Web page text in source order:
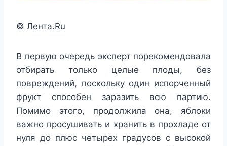
© Лента.Ru
В первую очередь эксперт порекомендовала
отбирать только целые плоды, без
повреждений, поскольку один испорченный
фрукт способен заразить всю партию.
Помимо этого, продолжила она, яблоки
важно просушивать и хранить в прохладе от
нуля до плюс четырех градусов с высокой